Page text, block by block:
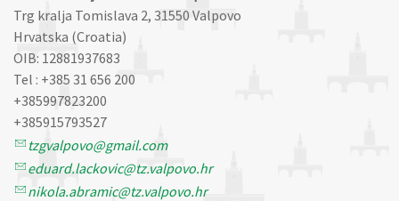
Trg kralja Tomislava 2, 31550 Valpovo
Hrvatska (Croatia)
OIB: 12881937683
Tel : +385 31 656 200
+385997823200
+385915793527
tzgvalpovo@gmail.com
eduard.lackovic@tz.valpovo.hr
nikola.abramic@tz.valpovo.hr